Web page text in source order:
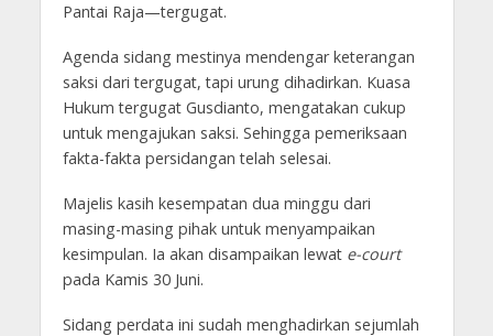
Pantai Raja—tergugat.
Agenda sidang mestinya mendengar keterangan
saksi dari tergugat, tapi urung dihadirkan. Kuasa
Hukum tergugat Gusdianto, mengatakan cukup
untuk mengajukan saksi. Sehingga pemeriksaan
fakta-fakta persidangan telah selesai.
Majelis kasih kesempatan dua minggu dari
masing-masing pihak untuk menyampaikan
kesimpulan. Ia akan disampaikan lewat e-court
pada Kamis 30 Juni.
Sidang perdata ini sudah menghadirkan sejumlah